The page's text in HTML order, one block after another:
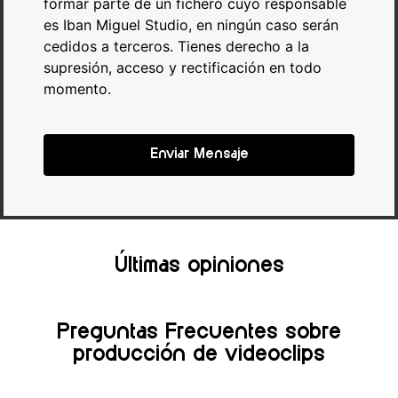
es Iban Miguel Studio, en ningún caso serán
cedidos a terceros. Tienes derecho a la
supresión, acceso y rectificación en todo
momento.
Enviar Mensaje
Últimas opiniones
Preguntas Frecuentes sobre
producción de videoclips